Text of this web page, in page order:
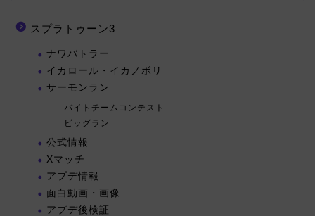
スプラトゥーン3
ナワバトラー
イカロール・イカノボリ
サーモンラン
バイトチームコンテスト
ビッグラン
公式情報
Xマッチ
アプデ情報
面白動画・画像
アプデ後検証